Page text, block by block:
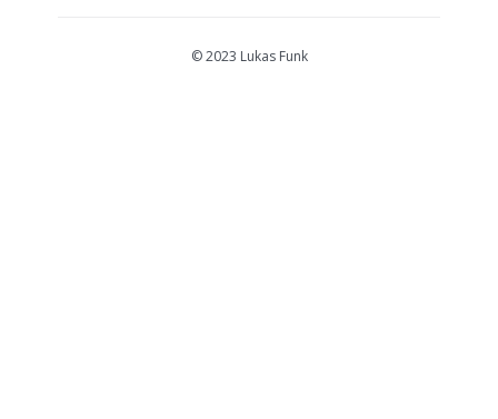
© 2023 Lukas Funk